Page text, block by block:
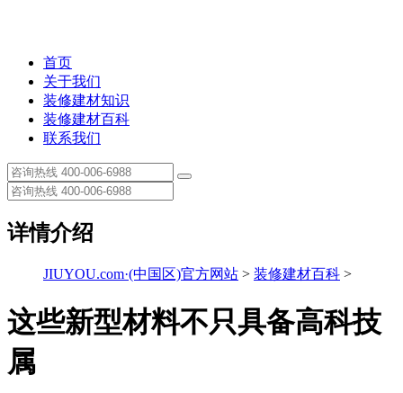
首页
关于我们
装修建材知识
装修建材百科
联系我们
详情介绍
JIUYOU.com·(中国区)官方网站 > 装修建材百科 >
这些新型材料不只具备高科技
属